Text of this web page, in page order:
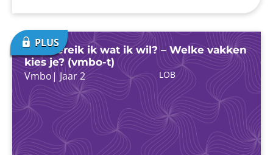
Hoe bereik ik wat ik wil? – Welke vakken
kies je? (vmbo-t)
Vmbo|Jaar 2 LOB